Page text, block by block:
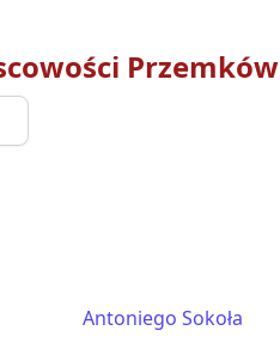
Przemków
Antoniego Sokoła